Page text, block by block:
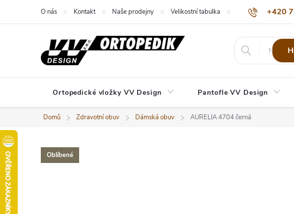
+420
O nás Kontakt Naše prodejny Velikostní tabulka Nejčastější dotazy
Ortopedické vložky VV Design Pantofle VV Design
Domů Zdravotní obuv Dámská obuv AURELIA 4704 černá
Oblíbené